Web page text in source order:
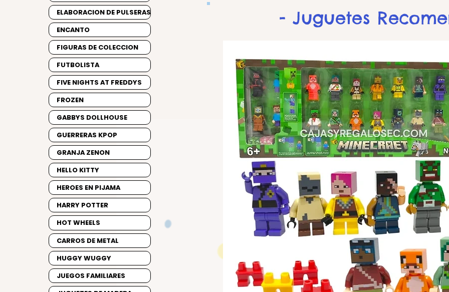
- Juguetes
ELABORACION DE PULSERAS
ENCANTO
FIGURAS DE COLECCION
FUTBOLISTA
FIVE NIGHTS AT FREDDYS
FROZEN
GABBYS DOLLHOUSE
GUERRERAS KPOP
GRANJA ZENON
HELLO KITTY
HEROES EN PIJAMA
HARRY POTTER
HOT WHEELS
CARROS DE METAL
HUGGY WUGGY
JUEGOS FAMILIARES